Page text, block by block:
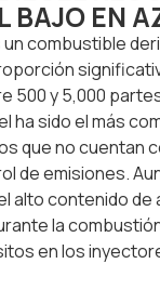
BAJO EN
un combustible
500 y 5,000
ha sido el más
que no cuentan
de emisiones.
alto contenido
la
en los